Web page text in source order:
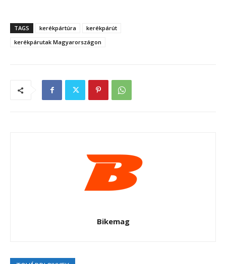
TAGS kerékpártúra
kerékpárút
kerékpárutak Magyarországon
Bikemag